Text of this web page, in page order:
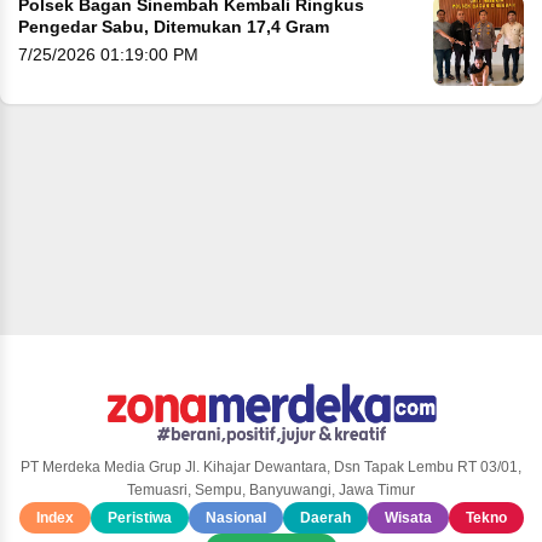
Polsek Bagan Sinembah Kembali Ringkus
Pengedar Sabu, Ditemukan 17,4 Gram
7/25/2026 01:19:00 PM
PT Merdeka Media Grup Jl. Kihajar Dewantara, Dsn Tapak Lembu RT 03/01,
Temuasri, Sempu, Banyuwangi, Jawa Timur
Index
Peristiwa Nasional Daerah Wisata
Tekno